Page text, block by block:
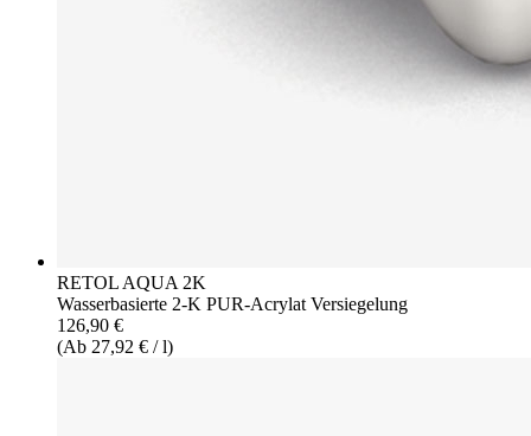
RETOL AQUA 2K
Wasserbasierte 2-K PUR-Acrylat Versiegelung
126,90 €
(Ab 27,92 € / l)